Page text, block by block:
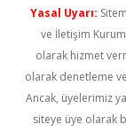
Yasal Uyarı:
ve İletişim
olarak hizmet
olarak denetleme
Ancak, üyelerimiz
siteye üye olarak